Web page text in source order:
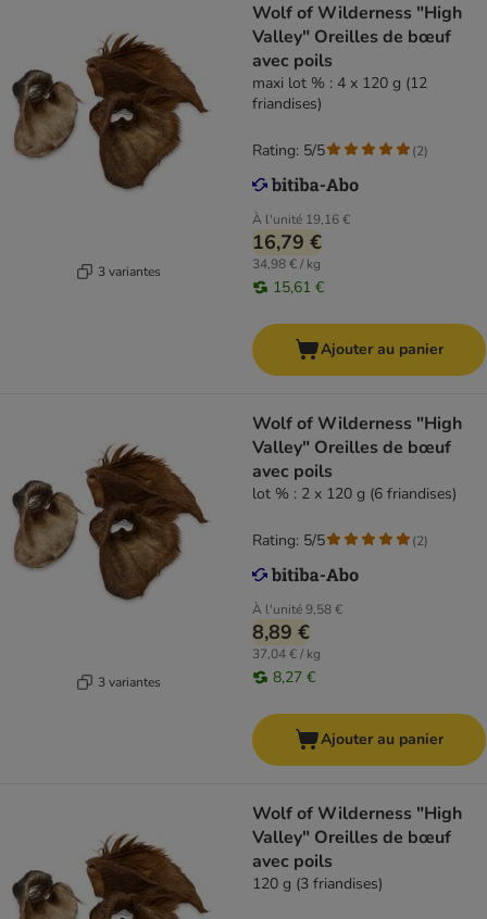
3 variantes
Wolf of Wilderness "High
Valley" Oreilles de bœuf
avec poils
maxi lot % : 4 x 120 g (12
friandises)
À l'unité 19,16 €
16,79 €
34,98 € / kg
15,61 €
Rating: 5/5 (2)
Ajouter au panier
3 variantes
Wolf of Wilderness "High
Valley" Oreilles de bœuf
avec poils
lot % : 2 x 120 g (6 friandises)
À l'unité9,58 €
8,89 €
37,04 € / kg
8,27 €
Rating: 5/5 (2)
Ajouter au panier
Wolf of Wilderness "High
Valley" Oreilles de bœuf
avec poils
120 g (3 friandises)